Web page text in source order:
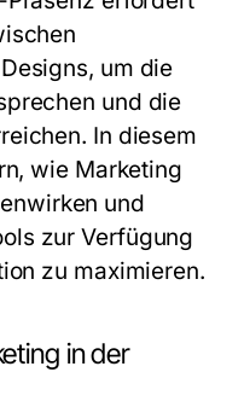
um die
und die
In diesem
wie Marketing
und
zur Verfügung
zu maximieren.
in der